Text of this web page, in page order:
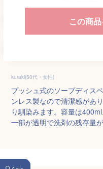
この商
kuraki(50代・女性)
プッシュ式のソープディス
ンレス製なので清潔感があ
り馴染みます。容量は
一部が透明で洗剤の残存量